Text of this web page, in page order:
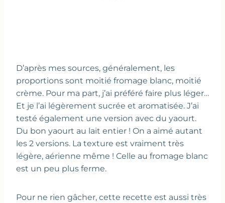
D’après mes sources, généralement, les
proportions sont moitié fromage blanc, moitié
crème. Pour ma part, j’ai préféré faire plus léger…
Et je l’ai légèrement sucrée et aromatisée. J’ai
testé également une version avec du yaourt.
Du bon yaourt au lait entier ! On a aimé autant
les 2 versions. La texture est vraiment très
légère, aérienne même ! Celle au fromage blanc
est un peu plus ferme.
Pour ne rien gâcher, cette recette est aussi très